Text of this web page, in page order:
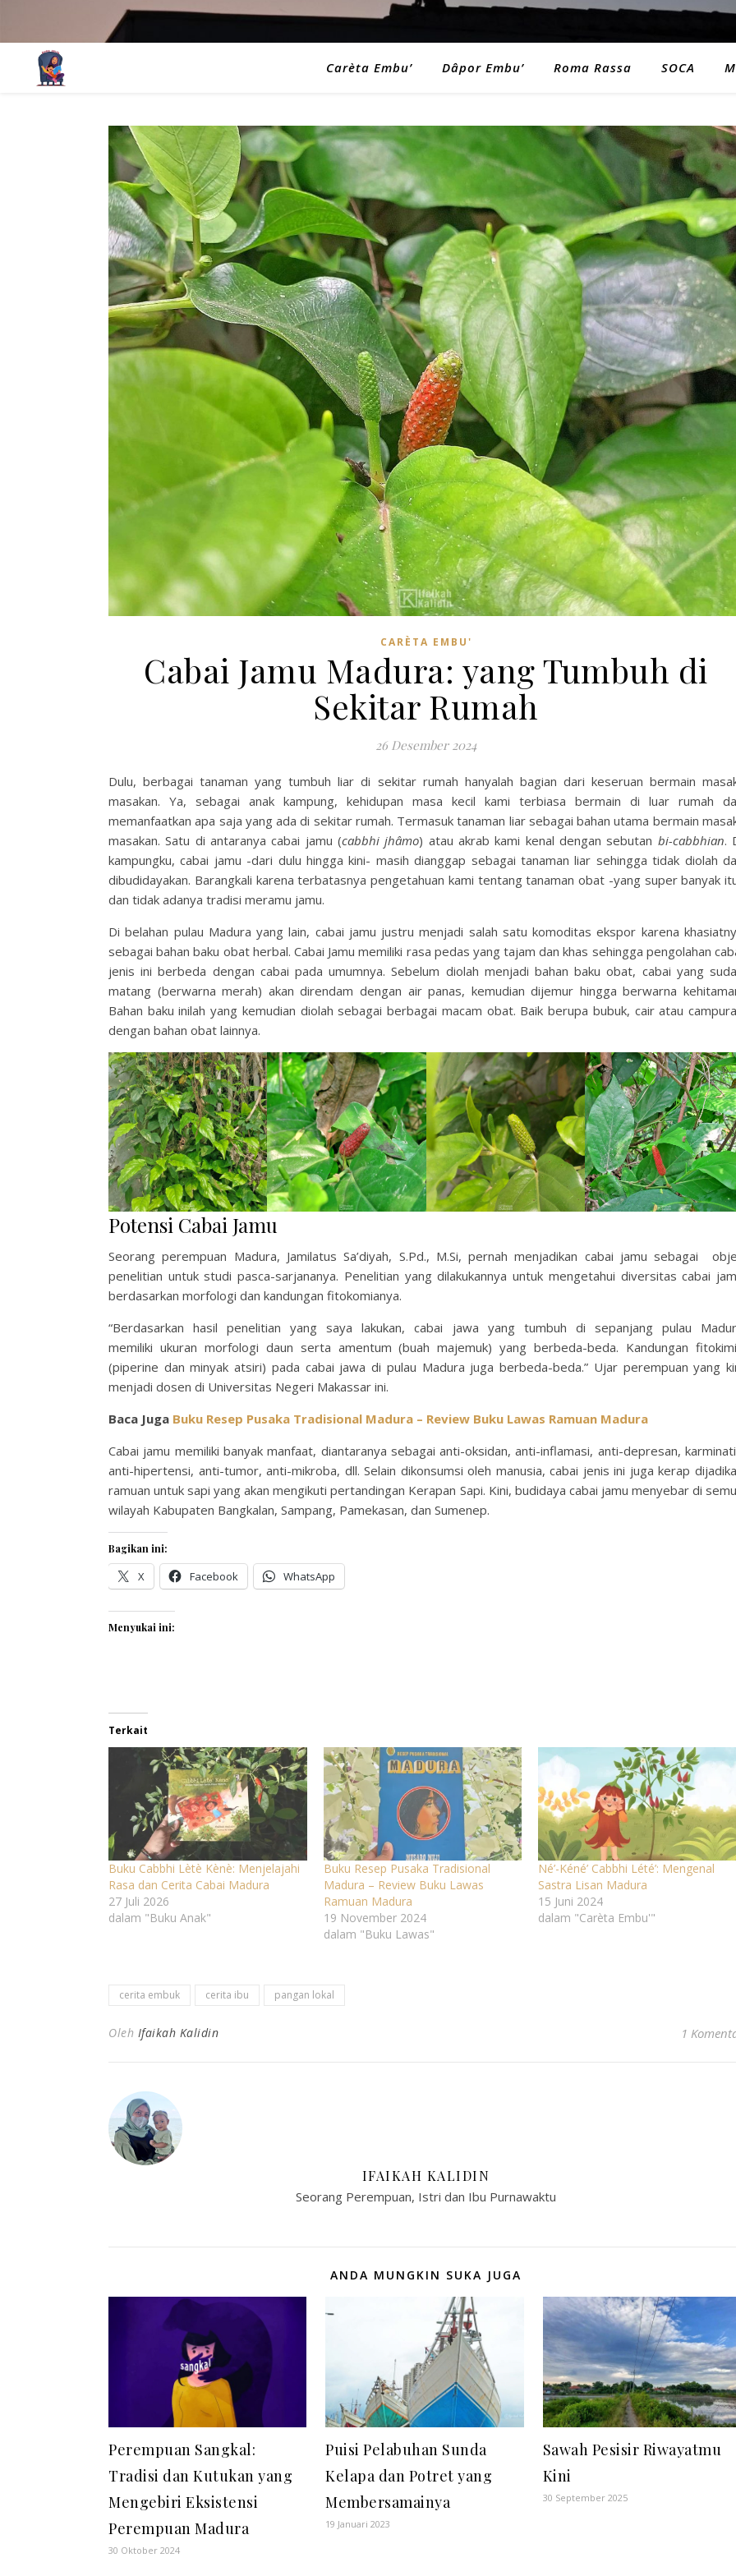
Carèta Embu’ Dâpor Embu’ Roma Rassa SOCA
CARÈTA EMBU'
Cabai Jamu Madura: yang Tumbuh di
Sekitar Rumah
26 Desember 2024
Dulu, berbagai tanaman yang tumbuh liar di sekitar rumah hanyalah bagian dari keseruan bermain
masakan. Ya, sebagai anak kampung, kehidupan masa kecil kami terbiasa bermain di luar rumah
memanfaatkan apa saja yang ada di sekitar rumah. Termasuk tanaman liar sebagai bahan utama bermain
masakan. Satu di antaranya cabai jamu (cabbhi jhâmo) atau akrab kami kenal dengan sebutan bi-cabbhian.
kampungku, cabai jamu -dari dulu hingga kini- masih dianggap sebagai tanaman liar sehingga tidak diolah
dibudidayakan. Barangkali karena terbatasnya pengetahuan kami tentang tanaman obat -yang super banyak
dan tidak adanya tradisi meramu jamu.
Di belahan pulau Madura yang lain, cabai jamu justru menjadi salah satu komoditas ekspor karena
sebagai bahan baku obat herbal. Cabai Jamu memiliki rasa pedas yang tajam dan khas sehingga pengolahan
jenis ini berbeda dengan cabai pada umumnya. Sebelum diolah menjadi bahan baku obat, cabai yang
matang (berwarna merah) akan direndam dengan air panas, kemudian dijemur hingga berwarna
Bahan baku inilah yang kemudian diolah sebagai berbagai macam obat. Baik berupa bubuk, cair atau
dengan bahan obat lainnya.
Potensi Cabai Jamu
Seorang perempuan Madura, Jamilatus Sa’diyah, S.Pd., M.Si, pernah menjadikan cabai jamu sebagai
penelitian untuk studi pasca-sarjananya. Penelitian yang dilakukannya untuk mengetahui diversitas cabai
berdasarkan morfologi dan kandungan fitokomianya.
“Berdasarkan hasil penelitian yang saya lakukan, cabai jawa yang tumbuh di sepanjang pulau
memiliki ukuran morfologi daun serta amentum (buah majemuk) yang berbeda-beda. Kandungan
(piperine dan minyak atsiri) pada cabai jawa di pulau Madura juga berbeda-beda.” Ujar perempuan yang
menjadi dosen di Universitas Negeri Makassar ini.
Baca Juga Buku Resep Pusaka Tradisional Madura – Review Buku Lawas Ramuan Madura
Cabai jamu memiliki banyak manfaat, diantaranya sebagai anti-oksidan, anti-inflamasi, anti-depresan,
anti-hipertensi, anti-tumor, anti-mikroba, dll. Selain dikonsumsi oleh manusia, cabai jenis ini juga kerap
ramuan untuk sapi yang akan mengikuti pertandingan Kerapan Sapi. Kini, budidaya cabai jamu menyebar di
wilayah Kabupaten Bangkalan, Sampang, Pamekasan, dan Sumenep.
Bagikan ini:
X Facebook WhatsApp
Menyukai ini:
Terkait
Buku Cabbhi Lètè Kènè: Menjelajahi
Rasa dan Cerita Cabai Madura
27 Juli 2026
dalam "Buku Anak"
Buku Resep Pusaka Tradisional
Madura – Review Buku Lawas
Ramuan Madura
19 November 2024
dalam "Buku Lawas"
Né’-Kéné’ Cabbhi Lété’: Mengenal
Sastra Lisan Madura
15 Juni 2024
dalam "Carèta Embu'"
cerita embuk cerita ibu pangan lokal
Oleh Ifaikah Kalidin 1
IFAIKAH KALIDIN
Seorang Perempuan, Istri dan Ibu Purnawaktu
ANDA MUNGKIN SUKA JUGA
Perempuan Sangkal:
Tradisi dan Kutukan yang
Mengebiri Eksistensi
Perempuan Madura
30 Oktober 2024
Puisi Pelabuhan Sunda
Kelapa dan Potret yang
Membersamainya
19 Januari 2023
Sawah Pesisir Riwayatmu
Kini
30 September 2025